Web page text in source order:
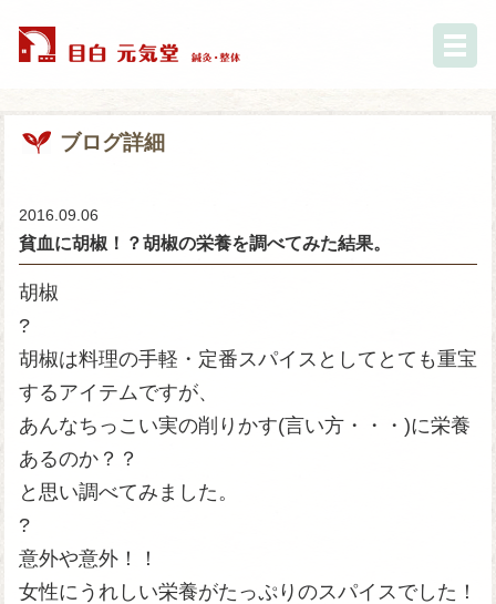
ブログ詳細
2016.09.06
貧血に胡椒！？胡椒の栄養を調べてみた結果。
胡椒
?
胡椒は料理の手軽・定番スパイスとしてとても重宝
するアイテムですが、
あんなちっこい実の削りかす(言い方・・・)に栄養
あるのか？？
と思い調べてみました。
?
意外や意外！！
女性にうれしい栄養がたっぷりのスパイスでした！